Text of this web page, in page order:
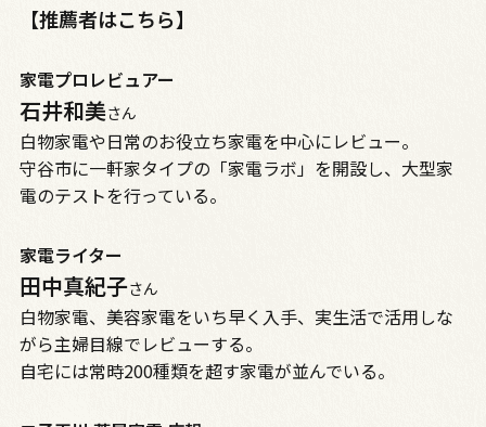
【推薦者はこちら】
家電プロレビュアー
石井和美さん
白物家電や日常のお役立ち家電を中心にレビュー。
守谷市に一軒家タイプの「家電ラボ」を開設し、大型家
電のテストを行っている。
家電ライター
田中真紀子さん
白物家電、美容家電をいち早く入手、実生活で活用しな
がら主婦目線でレビューする。
自宅には常時200種類を超す家電が並んでいる。